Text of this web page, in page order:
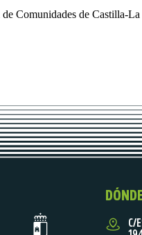
Comunidades de Castilla-
C/